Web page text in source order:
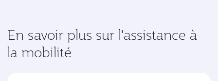
En savoir plus sur l'assistance à
la mobilité